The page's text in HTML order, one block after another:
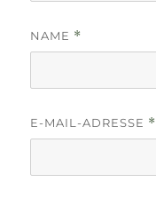
NAME *
E-MAIL-ADRESSE *